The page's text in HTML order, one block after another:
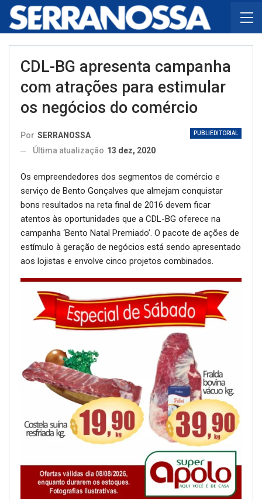
CDL-BG apresenta campanha
com atrações para estimular
os negócios do comércio
PUBLIEDITORIAL
Por SERRANOSSA
Última atualização 13 dez, 2020
Os empreendedores dos segmentos de comércio e
serviço de Bento Gonçalves que almejam conquistar
bons resultados na reta final de 2016 devem ficar
atentos às oportunidades que a CDL-BG oferece na
campanha ‘Bento Natal Premiado’. O pacote de ações de
estímulo à geração de negócios está sendo apresentado
aos lojistas e envolve cinco projetos combinados.